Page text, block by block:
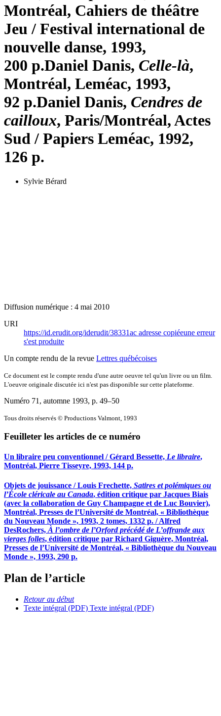
Montréal, Cahiers de théâtre
Jeu / Festival international de
nouvelle danse, 1993,
200 p.Daniel Danis, Celle-là,
Montréal, Leméac, 1993,
92 p.Daniel Danis, Cendres de
cailloux, Paris/Montréal, Actes
Sud / Papiers Leméac, 1992,
126 p.
Sylvie Bérard
Diffusion numérique : 4 mai 2010
URI
https://id.erudit.org/iderudit/38331ac adresse copiéeune erreur
s'est produite
Un compte rendu de la revue Lettres québécoises
Ce document est le compte rendu d'une autre oeuvre tel qu'un livre ou un film.
L'oeuvre originale discutée ici n'est pas disponible sur cette plateforme.
Numéro 71, automne 1993, p. 49–50
Tous droits réservés © Productions Valmont, 1993
Feuilleter les articles de ce numéro
Un libraire peu conventionnel / Gérard Bessette, Le libraire,
Montréal, Pierre Tisseyre, 1993, 144 p.
Objets de jouissance / Louis Frechette, Satires et polémiques ou
l’École cléricale au Canada, édition critique par Jacques Biais
(avec la collaboration de Guy Champagne et de Luc Bouvier),
Montréal, Presses de l’Université de Montréal, « Bibliothèque
du Nouveau Monde », 1993, 2 tomes, 1332 p. / Alfred
DesRochers, À l’ombre de l’Orford précédé de L’offrande aux
vierges folles, édition critique par Richard Giguère, Montréal,
Presses de l’Université de Montréal, « Bibliothèque du Nouveau
Monde », 1993, 290 p.
Plan de l’article
Retour au début
Texte intégral (PDF) Texte intégral (PDF)